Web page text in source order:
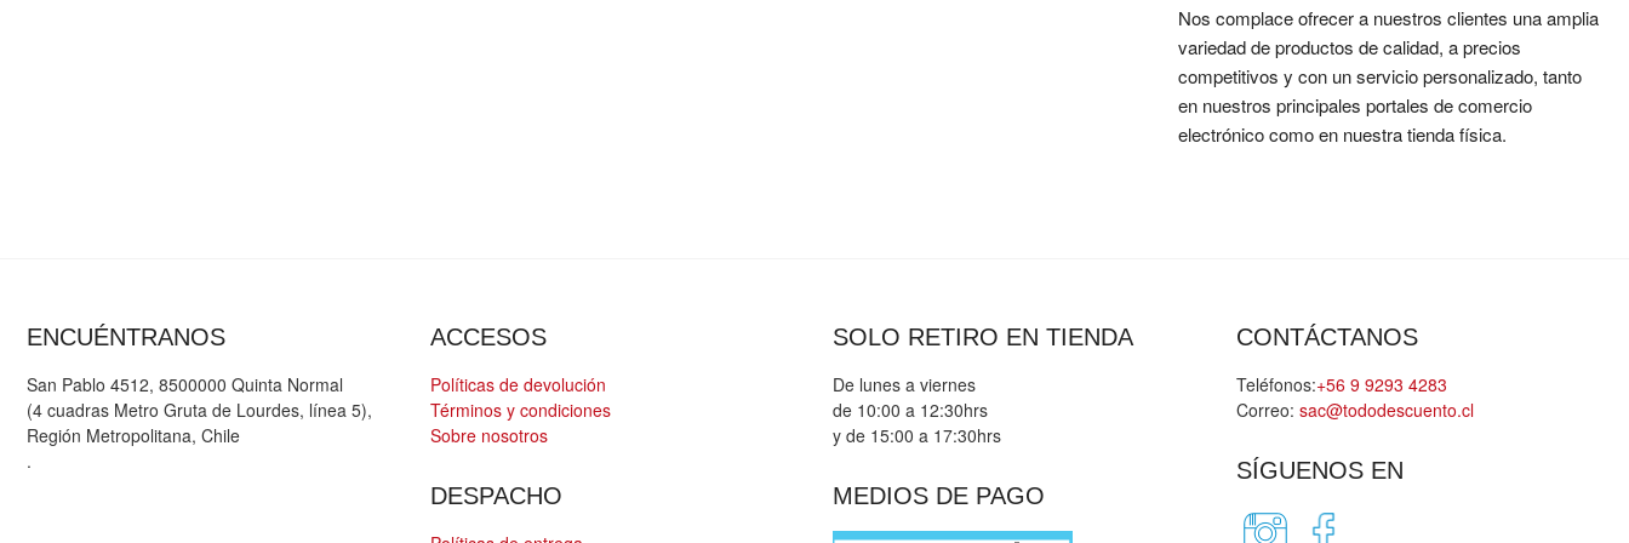
Nos complace ofrecer a nuestros clientes una amplia
variedad de productos de calidad, a precios
competitivos y con un servicio personalizado, tanto
en nuestros principales portales de comercio
electrónico como en nuestra tienda física.
ENCUÉNTRANOS
San Pablo 4512, 8500000 Quinta Normal
(4 cuadras Metro Gruta de Lourdes, línea 5),
Región Metropolitana, Chile
.
ACCESOS
Políticas de devolución
Términos y condiciones
Sobre nosotros
DESPACHO
SOLO RETIRO EN TIENDA
De lunes a viernes
de 10:00 a 12:30hrs
y de 15:00 a 17:30hrs
MEDIOS DE PAGO
CONTÁCTANOS
Teléfonos:+56 9 9293 4283
Correo: sac@tododescuento.cl
SÍGUENOS EN